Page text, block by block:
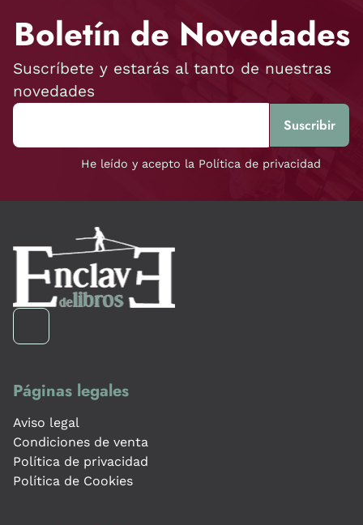
Boletín de Novedades
Suscríbete y estarás al tanto de nuestras
novedades
He leído y acepto la Política de privacidad
Páginas legales
Aviso legal
Condiciones de venta
Política de privacidad
Política de Cookies